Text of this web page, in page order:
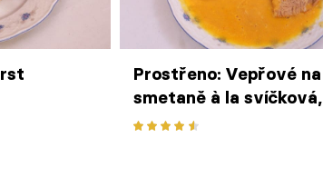
Prostřeno: Vepřové na
smetaně à la svíčková,
houskový knedlík